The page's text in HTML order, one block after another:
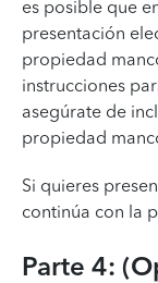
es posible que
presentación
propiedad
instrucciones
asegúrate de
propiedad
Si quieres
continúa con la
Parte 4: